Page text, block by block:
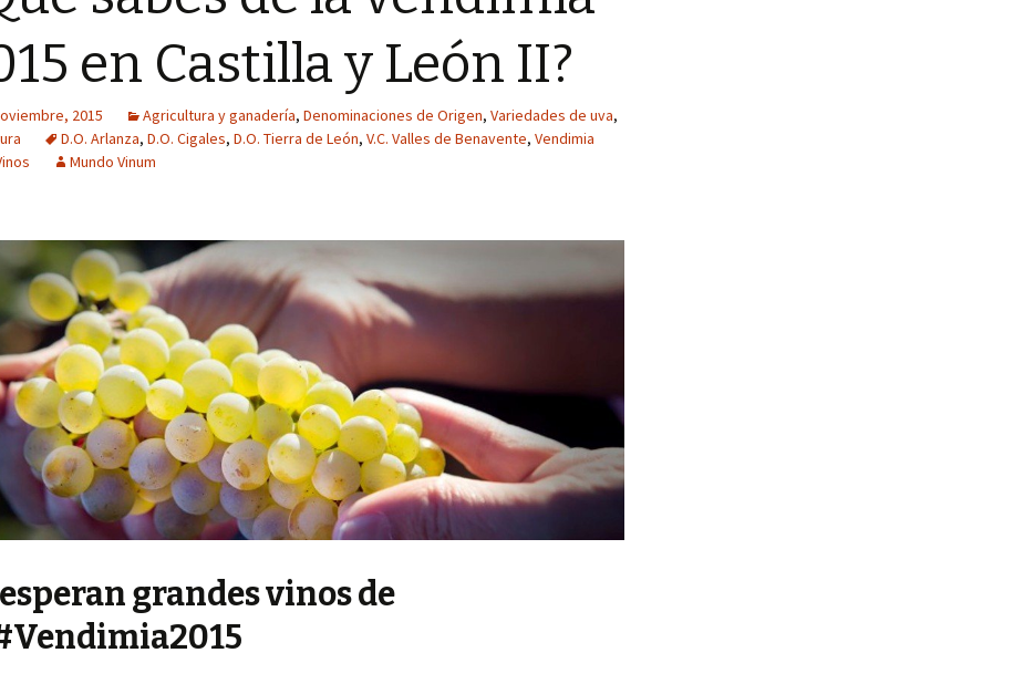
en Castilla y León II?
2015 Agricultura y ganadería, Denominaciones de Origen, Variedades de uva,
D.O. Arlanza, D.O. Cigales, D.O. Tierra de León, V.C. Valles de Benavente, Vendimia
Mundo Vinum
esperan grandes vinos de